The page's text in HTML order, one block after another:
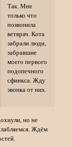
Так. Мне
только что
позвонила
ветврач. Кота
забрали люди,
забравшие
моего первого
подопечного
сфинкса. Жду
звонка от них.
но не
Ждём